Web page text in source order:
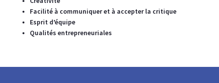
Facilité à communiquer et à accepter la critique
Esprit d’équipe
Qualités entrepreneuriales